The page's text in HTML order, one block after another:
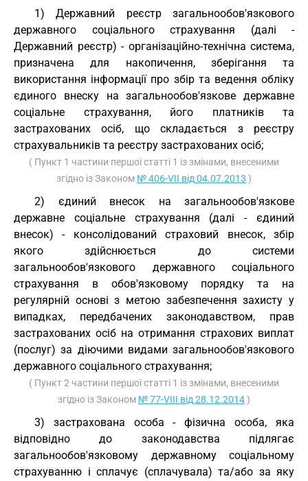
1) Державний реєстр загальнообов'язкового
державного соціального страхування (далі -
Державний реєстр) - організаційно-технічна система,
призначена для накопичення, зберігання та
використання інформації про збір та ведення обліку
єдиного внеску на загальнообов'язкове державне
соціальне страхування, його платників та
застрахованих осіб, що складається з реєстру
страхувальників та реєстру застрахованих осіб;
( Пункт 1 частини першої статті 1 із змінами, внесеними
згідно із Законом № 406-VII від 04.07.2013 )
2) єдиний внесок на загальнообов'язкове
державне соціальне страхування (далі - єдиний
внесок) - консолідований страховий внесок, збір
якого здійснюється до системи
загальнообов'язкового державного соціального
страхування в обов'язковому порядку та на
регулярній основі з метою забезпечення захисту у
випадках, передбачених законодавством, прав
застрахованих осіб на отримання страхових виплат
(послуг) за діючими видами загальнообов'язкового
державного соціального страхування;
( Пункт 2 частини першої статті 1 із змінами, внесеними
згідно із Законом № 77-VIII від 28.12.2014)
3) застрахована особа - фізична особа, яка
відповідно до законодавства підлягає
загальнообов'язковому державному соціальному
страхуванню і сплачує (сплачувала) та/або за яку